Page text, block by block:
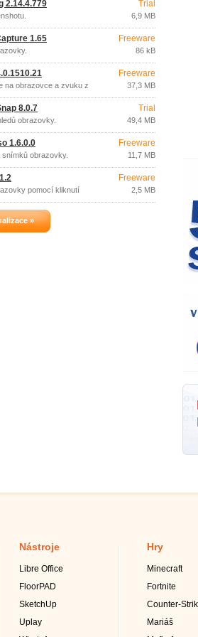
2.14.4.779 Trial
6,9 MB
1.65 Freeware
86 kB
na obrazovce a zvuku z
Freeware
37,3 MB
8.0.7
obrazovky.
Trial
49,4 MB
1.6.0.0
snímků obrazovky.
Freeware
11,7 MB
pomocí kliknutí
Freeware
2,5 MB
»
Nástroje
Libre Office
FloorPAD
SketchUp
Uplay
Hry
Minecraft
Fortnite
Counter-
Mariáš